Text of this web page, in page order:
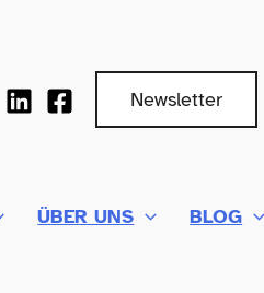
Newsletter
ÜBER UNS BLOG